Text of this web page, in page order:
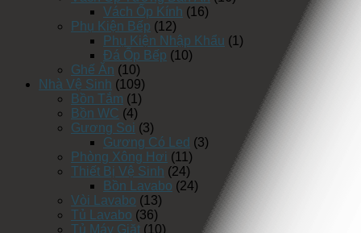
Vách Ốp Kính (16)
Phụ Kiện Bếp (12)
Phụ Kiện Nhập Khẩu (1)
Đá Ốp Bếp (10)
Ghế Ăn (10)
Nhà Vệ Sinh (109)
Bồn Tắm (1)
Bồn WC (4)
Gương Soi (3)
Gương Có Led (3)
Phòng Xông Hơi (11)
Thiết Bị Vệ Sinh (24)
Bồn Lavabo (24)
Vòi Lavabo (13)
Tủ Lavabo (36)
Tủ Máy Giặt (10)